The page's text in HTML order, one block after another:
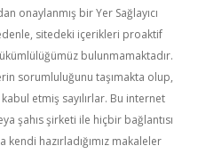
onaylanmış bir Yer Sağlayıcı
sitedeki içerikleri proaktif
bulunmamaktadır.
sorumluluğunu taşımakta olup,
etmiş sayılırlar. Bu internet
şahıs şirketi ile hiçbir bağlantısı
kendi hazırladığımız makaleler